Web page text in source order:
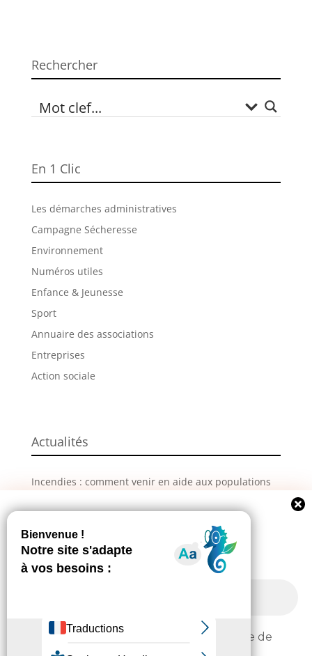
Rechercher
En 1 Clic
Les démarches administratives
Campagne Sécheresse
Environnement
Numéros utiles
Enfance & Jeunesse
Sport
Annuaire des associations
Entreprises
Action sociale
Actualités
Incendies : comment venir en aide aux populations
La Grande Fête de L’Union revient les 28, 29 et 30
août !
Information – Coupures du réseau électrique
Suivez toute l'actualité de votre ville!
J'ai pris connaissance de la politique de
confidentialité.
Contactez-nous